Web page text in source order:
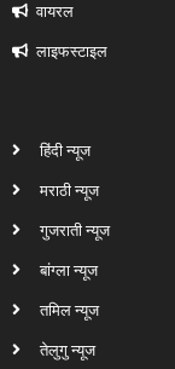
वायरल
लाइफस्टाइल
हिंदी न्यूज
मराठी न्यूज
गुजराती न्यूज
बांग्ला न्यूज
तमिल न्यूज
तेलुगु न्यूज